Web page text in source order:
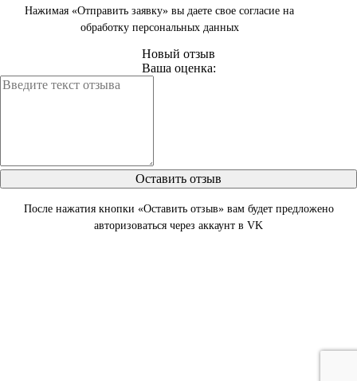
Нажимая «Отправить заявку» вы даете свое согласие на
обработку персональных данных
Новый отзыв
Ваша оценка:
Оставить отзыв
После нажатия кнопки «Оставить отзыв» вам будет предложено
авторизоваться через аккаунт в VK